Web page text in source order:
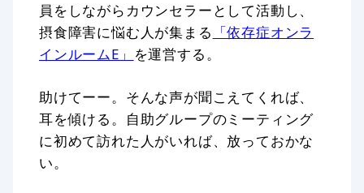
員をしながらカウンセラーとして活動し、
摂食障害に悩む人が集まる 「依存症オンラ
インルームE」 を運営する。
助けてーー。そんな声が聞こえてくれば、
耳を傾ける。自助グループのミーティング
に初めて訪れた人がいれば、放っておかな
い。